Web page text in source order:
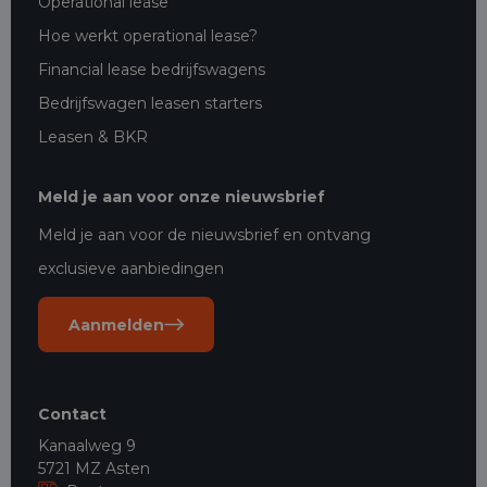
Hoe werkt operational lease?
Financial lease bedrijfswagens
Bedrijfswagen leasen starters
Leasen & BKR
Meld je aan voor onze nieuwsbrief
Meld je aan voor de nieuwsbrief en ontvang
exclusieve aanbiedingen
Aanmelden
Contact
Kanaalweg 9
5721 MZ Asten